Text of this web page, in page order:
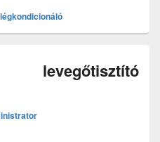
légkondicionáló
levegőtisztító